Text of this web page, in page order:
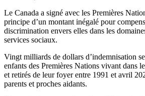
Le Canada a signé avec les Premières
principe d’un montant inégalé pour
discrimination envers elles dans les
services sociaux.
Vingt milliards de dollars d’indemnisation
enfants des Premières Nations vivant dans
et retirés de leur foyer entre 1991 et avril
parents et proches aidants.